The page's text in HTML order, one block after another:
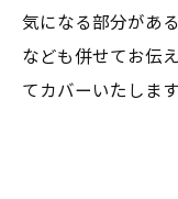
気になる部分があ
なども併せてお伝
てカバーいたします